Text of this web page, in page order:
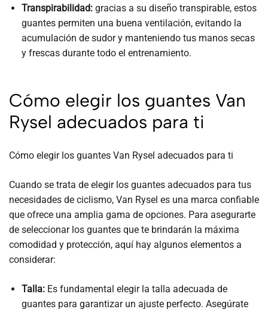
Transpirabilidad:gracias a su diseño transpirable, estos
guantes permiten una buena ventilación, evitando la
acumulación de sudor y manteniendo tus manos secas
y frescas durante todo el entrenamiento.
Cómo elegir los guantes Van
Rysel adecuados para ti
Cómo elegir los guantes Van Rysel adecuados para ti
Cuando se trata de elegir los guantes adecuados para tus
necesidades de ciclismo, Van Rysel es una marca confiable
que ofrece una amplia gama de opciones. Para asegurarte
de seleccionar los guantes que te brindarán la máxima
comodidad y protección, aquí hay algunos elementos a
considerar:
Talla:Es fundamental elegir la talla adecuada de
guantes para garantizar un ajuste perfecto. Asegúrate